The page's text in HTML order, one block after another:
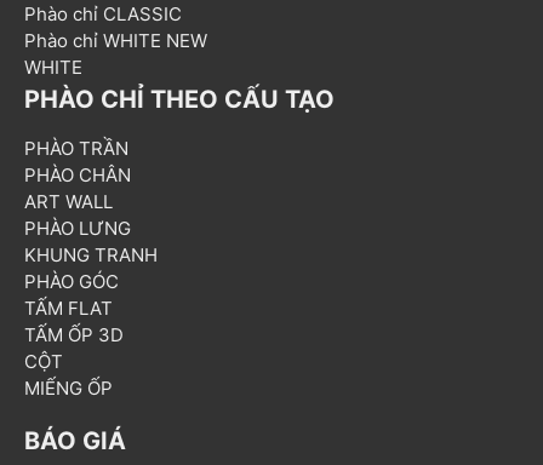
Phào chỉ CLASSIC
Phào chỉ WHITE NEW
WHITE
PHÀO CHỈ THEO CẤU TẠO
PHÀO TRẦN
PHÀO CHÂN
ART WALL
PHÀO LƯNG
KHUNG TRANH
PHÀO GÓC
TẤM FLAT
TẤM ỐP 3D
CỘT
MIẾNG ỐP
BÁO GIÁ